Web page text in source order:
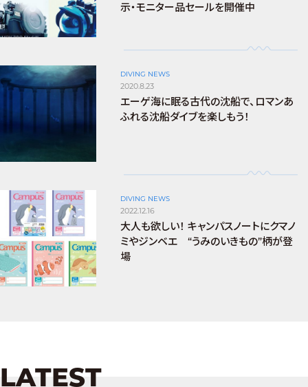
示・モニター品セールを開催中
DIVING NEWS
2020.8.23
エーゲ海に眠る古代の沈船で、ロマンあ
ふれる沈船ダイブを楽しもう！
DIVING NEWS
2022.12.16
大人も欲しい！ キャンパスノートにクマノ
ミやジンベエ “うみのいきもの”柄が登
場
LATEST